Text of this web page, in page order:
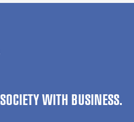
WITH BUSINESS.